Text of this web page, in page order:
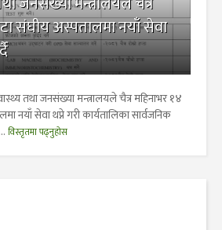
संघीय अस्पतालमा नयाँ सेवा
तथा जनसंख्या मन्त्रालयले चैत्र महिनाभर १४
नयाँ सेवा थप्ने गरी कार्यतालिका सार्वजनिक
विस्तृतमा पढ्नुहोस